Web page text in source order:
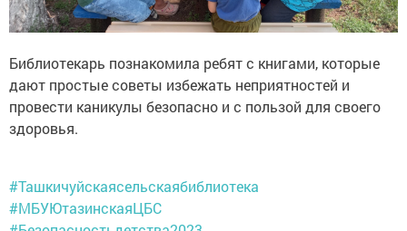
Библиотекарь познакомила ребят с книгами, которые
дают простые советы избежать неприятностей и
провести каникулы безопасно и с пользой для своего
здоровья.​
#Ташкичуйскаясельскаябиблиотека
#МБУЮтазинскаяЦБС